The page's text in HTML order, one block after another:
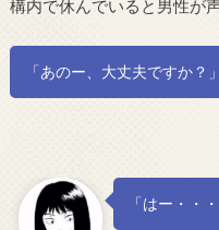
構内で休んでいると男性が
「あのー、大丈夫ですか？」
「はー・・